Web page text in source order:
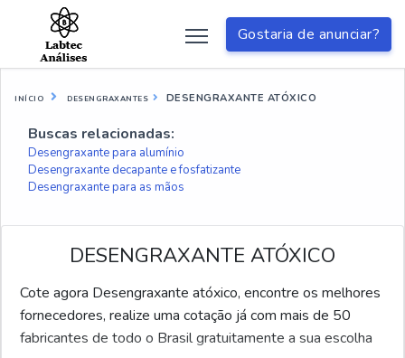
Gostaria de anunciar?
INÍCIO DESENGRAXANTES DESENGRAXANTE ATÓXICO
Buscas relacionadas:
Desengraxante para alumínio
Desengraxante decapante e fosfatizante
Desengraxante para as mãos
DESENGRAXANTE ATÓXICO
Cote agora Desengraxante atóxico, encontre os melhores
fornecedores, realize uma cotação já com mais de 50
fabricantes de todo o Brasil gratuitamente a sua escolha